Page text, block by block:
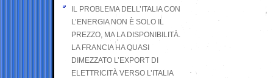
IL PROBLEMA DELL’ITALIA CON
L’ENERGIA NON È SOLO IL
PREZZO, MA LA DISPONIBILITÀ.
LA FRANCIA HA QUASI
DIMEZZATO L’EXPORT DI
ELETTRICITÀ VERSO L’ITALIA